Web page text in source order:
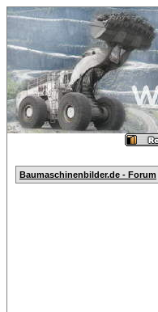
Baumaschinenbilder.de - Forum